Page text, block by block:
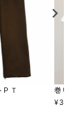
Ｔ
巻いて
¥3,245